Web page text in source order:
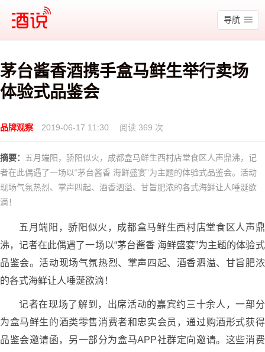
酒说
导航
茅台酱香酒携手盒马鲜生举行卖场
体验式品鉴会
品牌观察 2019-06-17 11:30 阅读 369 次
摘要： 五月端阳，骄阳似火，成都盒马鲜生西村店堂食区人声鼎沸，记
者在此偶遇了一场以“茅台酱香 海鲜盛宴”为主题的体验式品鉴会。活动
现场气氛热烈、掌声四起、酒香泗溢、甘旨肥浓的各式海鲜让人唾涎欲
滴！
五月端阳，骄阳似火，成都盒马鲜生西村店堂食区人声鼎
沸，记者在此偶遇了一场以“茅台酱香 海鲜盛宴”为主题的体验式
品鉴会。活动现场气氛热烈、掌声四起、酒香泗溢、甘旨肥浓
的各式海鲜让人唾涎欲滴！
记者在现场了解到，出席活动的嘉宾约三十余人，一部分
为盒马鲜生的酒类零售消费者和忠实会员，通过购酒形式获得
品鉴会邀请函，另一部分为盒马APP社群定向邀请。这些消费